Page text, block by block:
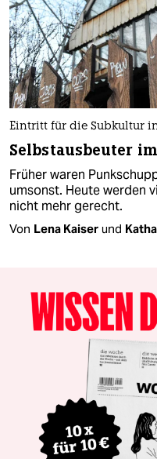
Eintritt für die Subkultur
Selbstausbeuter
Früher waren
umsonst. Heute werden
nicht mehr gerecht.
Von Lena Kaiser und